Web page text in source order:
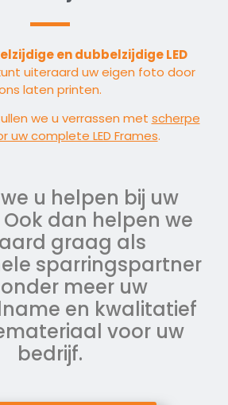
en dubbelzijdige LED
uiteraard uw eigen foto door
laten printen.
we u verrassen met scherpe
uw complete LED Frames.
u helpen bij uw
dan helpen we
graag als
sparringspartner
meer uw
en kwalitatief
voor uw
bedrijf.